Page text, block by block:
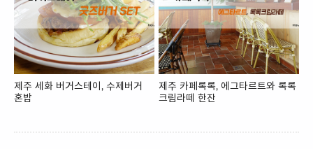
제주 세화 버거스테이, 수제버거
혼밥
제주 카페록록, 에그타르트와 록록
크림라떼 한잔